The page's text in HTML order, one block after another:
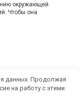
окружающей
Чтобы она
данных. Продолжая
на работу с этими